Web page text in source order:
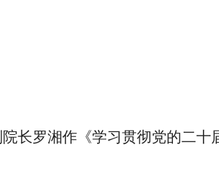
长罗湘作《学习贯彻党的二